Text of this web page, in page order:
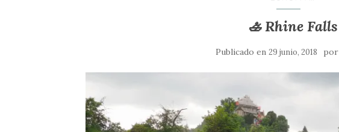
🚣 Rhine Falls
Publicado en 29 junio, 2018 por